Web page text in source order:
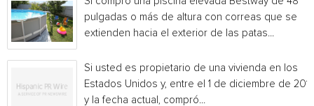
pulgadas o más de altura con correas que se
extienden hacia el exterior de las patas...
Si usted es propietario de una vivienda en los
Estados Unidos y, entre el 1 de diciembre de
y la fecha actual, compró...